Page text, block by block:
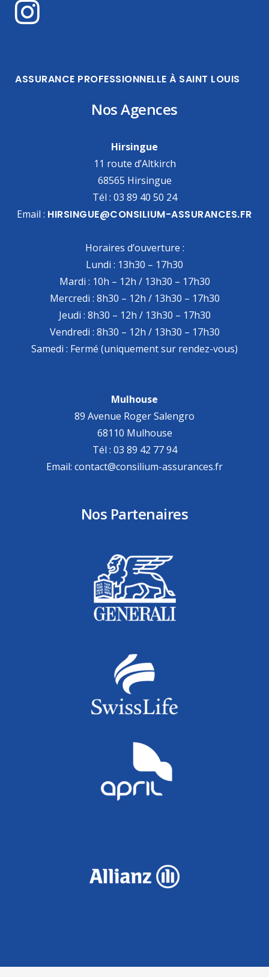
ASSURANCE PROFESSIONNELLE À SAINT LOUIS
Nos Agences
Hirsingue
11 route d’Altkirch
68565 Hirsingue
Tél : 03 89 40 50 24
Email : HIRSINGUE@CONSILIUM-ASSURANCES.FR
Horaires d’ouverture :
Lundi : 13h30 – 17h30
Mardi : 10h – 12h / 13h30 – 17h30
Mercredi : 8h30 – 12h / 13h30 – 17h30
Jeudi : 8h30 – 12h / 13h30 – 17h30
Vendredi : 8h30 – 12h / 13h30 – 17h30
Samedi : Fermé (uniquement sur rendez-vous)
Mulhouse
89 Avenue Roger Salengro
68110 Mulhouse
Tél : 03 89 42 77 94
Email: contact@consilium-assurances.fr
Nos Partenaires